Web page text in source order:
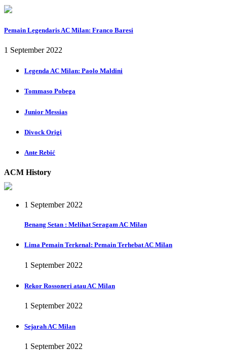
Pemain Legendaris AC Milan: Franco Baresi
1 September 2022
Legenda AC Milan: Paolo Maldini
Tommaso Pobega
Junior Messias
Divock Origi
Ante Rebić
ACM History
1 September 2022
Benang Setan : Melihat Seragam AC Milan
Lima Pemain Terkenal: Pemain Terhebat AC Milan
1 September 2022
Rekor Rossoneri atau AC Milan
1 September 2022
Sejarah AC Milan
1 September 2022